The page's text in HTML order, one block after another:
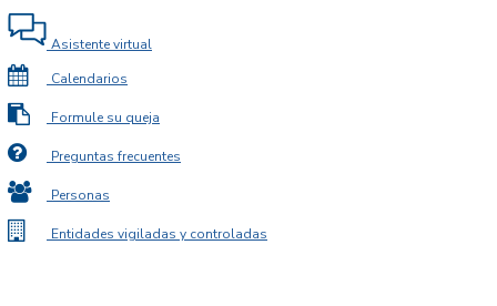
Asistente virtual
Calendarios
Formule su queja
Preguntas frecuentes
Personas
Entidades vigiladas y controladas